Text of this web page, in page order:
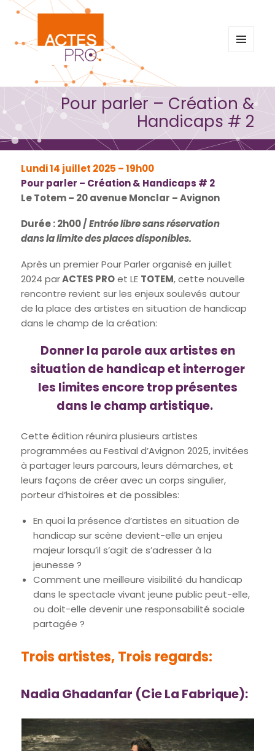
Pour parler – Création &
Handicaps # 2
Lundi 14 juillet 2025 – 19h00
Pour parler – Création & Handicaps # 2
Le Totem – 20 avenue Monclar – Avignon
Durée : 2h00 /Entrée libre sans réservation
dans la limite des places disponibles.
Après un premier Pour Parler organisé en juillet
2024 parACTES PROet LE TOTEM, cette nouvelle
rencontre revient sur les enjeux soulevés autour
de la place des artistes en situation de handicap
dans le champ de la création:
Donner la parole aux artistes en
situation de handicap et interroger
les limites encore trop présentes
dans le champ artistique.
Cette édition réunira plusieurs artistes
programmées au Festival d’Avignon 2025, invitées
à partager leurs parcours, leurs démarches, et
leurs façons de créer avec un corps singulier,
porteur d’histoires et de possibles:
En quoi la présence d’artistes en situation de
handicap sur scène devient-elle un enjeu
majeur lorsqu’il s’agit de s’adresser à la
jeunesse ?
Comment une meilleure visibilité du handicap
dans le spectacle vivant jeune public peut-elle,
ou doit-elle devenir une responsabilité sociale
partagée ?
Trois artistes, Trois regards:
Nadia Ghadanfar (Cie La Fabrique):